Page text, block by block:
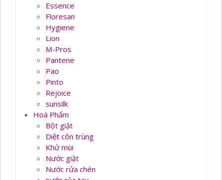
Essence
Floresan
Hygiene
Lion
M-Pros
Pantene
Pao
Pinto
Rejoice
sunsilk
Hoá Phẩm
Bột giặt
Diệt côn trùng
Khử mùi
Nước giặt
Nước rửa chén